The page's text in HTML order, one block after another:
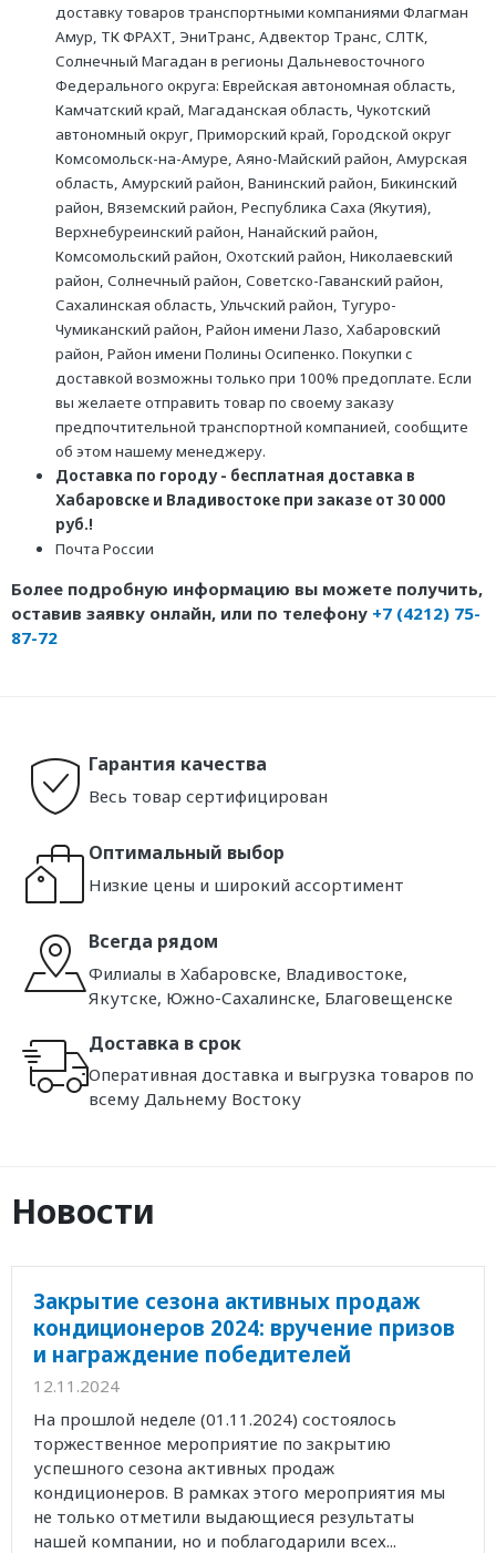
доставку товаров транспортными компаниями Флагман
Амур, ТК ФРАХТ, ЭниТранс, Адвектор Транс, СЛТК,
Солнечный Магадан в регионы Дальневосточного
Федерального округа: Еврейская автономная область,
Камчатский край, Магаданская область, Чукотский
автономный округ, Приморский край, Городской округ
Комсомольск-на-Амуре, Аяно-Майский район, Амурская
область, Амурский район, Ванинский район, Бикинский
район, Вяземский район, Республика Саха (Якутия),
Верхнебуреинский район, Нанайский район,
Комсомольский район, Охотский район, Николаевский
район, Солнечный район, Советско-Гаванский район,
Сахалинская область, Ульчский район, Тугуро-
Чумиканский район, Район имени Лазо, Хабаровский
район, Район имени Полины Осипенко. Покупки с
доставкой возможны только при 100% предоплате. Если
вы желаете отправить товар по своему заказу
предпочтительной транспортной компанией, сообщите
об этом нашему менеджеру.
Доставка по городу - бесплатная доставка в
Хабаровске и Владивостоке при заказе от 30 000
руб.!
Почта России
Более подробную информацию вы можете получить,
оставив заявку онлайн, или по телефону +7 (4212) 75-
87-72
Гарантия качества
Весь товар сертифицирован
Оптимальный выбор
Низкие цены и широкий ассортимент
Всегда рядом
Филиалы в Хабаровске, Владивостоке,
Якутске, Южно-Сахалинске, Благовещенске
Доставка в срок
Оперативная доставка и выгрузка товаров по
всему Дальнему Востоку
Новости
Закрытие сезона активных продаж
кондиционеров 2024: вручение призов
и награждение победителей
12.11.2024
На прошлой неделе (01.11.2024) состоялось
торжественное мероприятие по закрытию
успешного сезона активных продаж
кондиционеров. В рамках этого мероприятия мы
не только отметили выдающиеся результаты
нашей компании, но и поблагодарили всех...